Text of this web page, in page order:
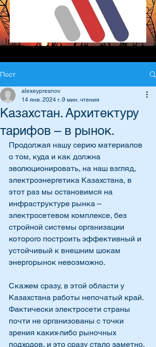
Пост
Казахстан. Архитектуру
тарифов – в рынок.
alexeypresnov
14 янв. 2024 г. 9 мин. чтения
Продолжая нашу серию материалов
о том, куда и как должна
эволюционировать, на наш взгляд,
электроэнергетика Казахстана, в
этот раз мы остановимся на
инфраструктуре рынка –
электросетевом комплексе, без
стройной системы организации
которого построить эффективный и
устойчивый к внешним шокам
энергорынок невозможно.
Скажем сразу, в этой области у
Казахстана работы непочатый край.
Фактически электросети страны
почти не организованы с точки
зрения каких-либо рыночных
подходов, и это сразу стало заметно,